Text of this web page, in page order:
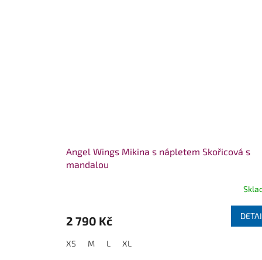
Angel Wings Mikina s nápletem Skořicová s
mandalou
2 790 Kč
XS M L XL